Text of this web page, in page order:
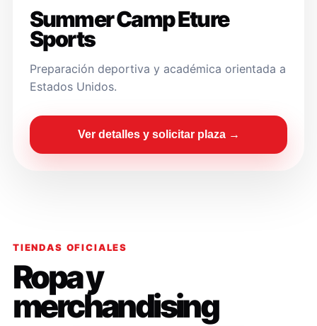
Summer Camp Eture
Sports
Preparación deportiva y académica orientada a
Estados Unidos.
Ver detalles y solicitar plaza →
TIENDAS OFICIALES
Ropa y
merchandising